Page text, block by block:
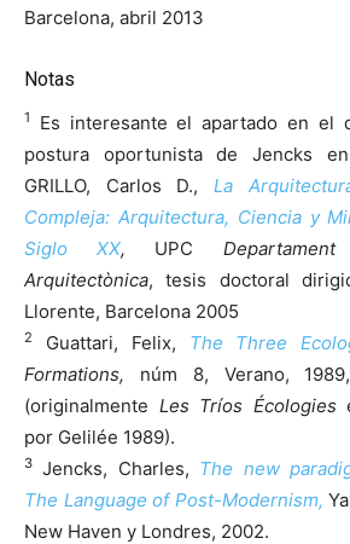
Barcelona, abril 2013
Notas
1
Es interesante el apartado en el
postura oportunista de Jencks
GRILLO, Carlos D., La
Compleja: Arquitectura, Ciencia y
Siglo XX, UPC
Arquitectònica, tesis doctoral
Llorente, Barcelona 2005
2 Guattari, Felix, The Three
Formations, núm 8, Verano,
(originalmente Les Tríos Écologies
por Gelilée 1989).
3 Jencks, Charles, The new
The Language of Post-Modernism,
New Haven y Londres, 2002.